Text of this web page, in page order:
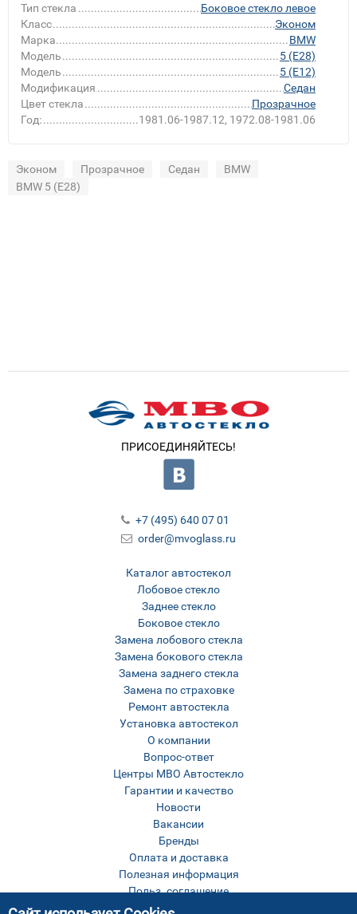
Тип стекла
Боковое стекло левое
Класс
Эконом
Марка
BMW
Модель
5 (E28)
Модель
5 (E12)
Модификация
Седан
Цвет стекла
Прозрачное
Год:
1981.06-1987.12, 1972.08-1981.06
Эконом Прозрачное Седан
BMW
BMW 5 (E28)
ПРИСОЕДИНЯЙТЕСЬ!
Каталог автостекол
Лобовое стекло
Заднее стекло
Боковое стекло
Замена лобового стекла
Замена бокового стекла
Замена заднего стекла
Замена по страховке
Ремонт автостекла
Установка автостекол
О компании
Вопрос-ответ
Центры МВО Автостекло
Гарантии и качество
Новости
Вакансии
Бренды
Оплата и доставка
Полезная информация
Польз. соглашение
Оставить отзыв
+7 (495) 640 07 01
order@mvoglass.ru